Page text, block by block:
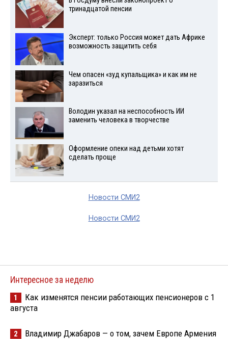
тринадцатой пенсии
Эксперт: только Россия может дать Африке
возможность защитить себя
Чем опасен «зуд купальщика» и как им не
заразиться
Володин указал на неспособность ИИ
заменить человека в творчестве
Оформление опеки над детьми хотят
сделать проще
Новости СМИ2
Новости СМИ2
Интересное за неделю
1
Как изменятся пенсии работающих пенсионеров с 1
августа
2 Владимир Джабаров — о том, зачем Европе Армения